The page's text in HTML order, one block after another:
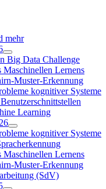
mehr
Big Data Challenge
Maschinellen Lernens
Muster-Erkennung
kognitiver Systeme
Learning
kognitiver Systeme
Maschinellen Lernens
Muster-Erkennung
(SdV)